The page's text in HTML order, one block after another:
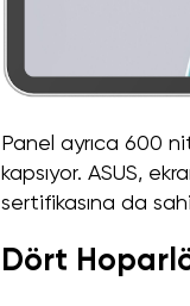
Panel ayrıca 600
kapsıyor. ASUS,
sertifikasına da
Dört